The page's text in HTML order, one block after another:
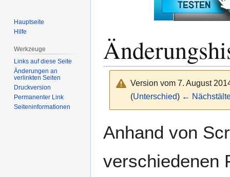
Version vom 7. August
(Unterschied) ←
Navigation
Suche
Anhand von
verschiedenen
Hauptseite
Hilfe
Werkzeuge
Links auf diese Seite
Änderungen an
verlinkten Seiten
Druckversion
Permanenter Link
Seiten­­informationen